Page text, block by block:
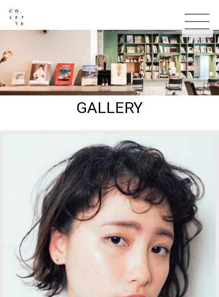
コンセプト
スタッフ
メニュー
ヘアギャラリー
プロダクト
アクセス
採用情報
GALLERY